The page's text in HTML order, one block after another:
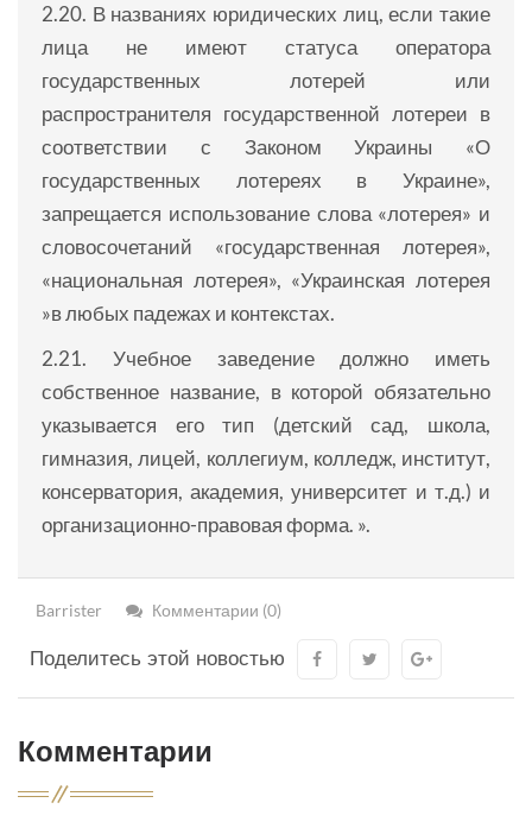
2.20. В названиях юридических лиц, если такие
лица не имеют статуса оператора
государственных лотерей или
распространителя государственной лотереи в
соответствии с Законом Украины «О
государственных лотереях в Украине»,
запрещается использование слова «лотерея» и
словосочетаний «государственная лотерея»,
«национальная лотерея», «Украинская лотерея
»в любых падежах и контекстах.
2.21. Учебное заведение должно иметь
собственное название, в которой обязательно
указывается его тип (детский сад, школа,
гимназия, лицей, коллегиум, колледж, институт,
консерватория, академия, университет и т.д.) и
организационно-правовая форма. ».
Barrister Комментарии (0)
Поделитесь этой новостью
Комментарии